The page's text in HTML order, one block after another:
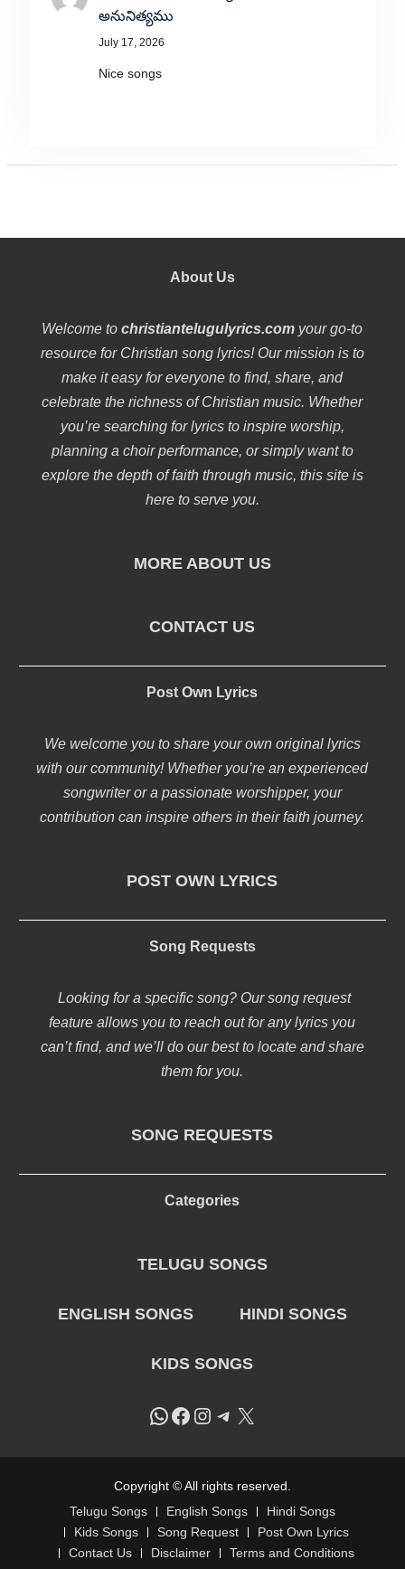
అనునిత్యము
July 17, 2026
Nice songs
About Us
Welcome tochristiantelugulyrics.com your go-to
resource for Christian song lyrics! Our mission is to
make it easy for everyone to find, share, and
celebrate the richness of Christian music. Whether
you’re searching for lyrics to inspire worship,
planning a choir performance, or simply want to
explore the depth of faith through music, this site is
here to serve you.
MORE ABOUT US
CONTACT US
Post Own Lyrics
We welcome you to share your own original lyrics
with our community! Whether you’re an experienced
songwriter or a passionate worshipper, your
contribution can inspire others in their faith journey.
POST OWN LYRICS
Song Requests
Looking for a specific song? Our song request
feature allows you to reach out for any lyrics you
can’t find, and we’ll do our best to locate and share
them for you.
SONG REQUESTS
Categories
TELUGU SONGS
ENGLISH SONGS HINDI SONGS
KIDS SONGS
WhatsApp
Facebook
Instagram
Telegram
X
Copyright © All rights reserved.
Telugu Songs
English Songs
Hindi Songs
Kids Songs
Song Request
Post Own Lyrics
Contact Us
Disclaimer
Terms and Conditions